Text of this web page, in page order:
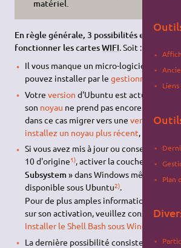
matériel.
En règle générale, 3 possibilités existent
fonctionner les cartesWIFI. Soit :
Il vous manque un micro-logiciel
pouvez installer par le gestionnaire de
Votre version d'Ubuntu est actuellement
son noyau ne prend pas encore en
dans ce cas migrer vers une versionplus
installez un noyau plus récent,
Si vous avez mis à jour ou conservé votre
10 d'origine1), activer la couche
Subsystem» dans Windows même pour
disponible sous Ubuntu2).
Pour de plus amples informations ainsi
sur son activation, veuillez consultez la
Installer le Shell Bash sous Windows 10
La dernière possibilité consiste à
Plan